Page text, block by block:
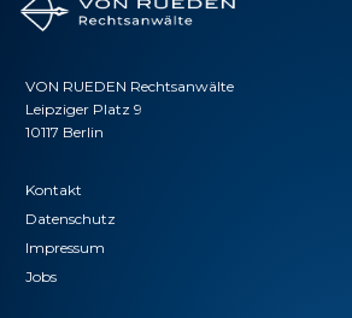
VON RUEDEN Rechtsanwälte
Leipziger Platz 9
10117 Berlin
Kontakt
Datenschutz
Impressum
Jobs